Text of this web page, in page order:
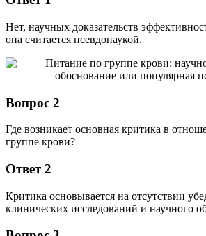
Нет, научных доказательств
она считается псевдонаукой.
Вопрос 2
Где возникает основная критика в
группе крови?
Ответ 2
Критика основывается на отсутствии
клинических исследований и научного